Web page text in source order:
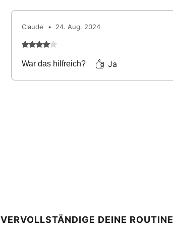
Claude • 24. Aug. 2024
Mit 4 von 5 Sternen bewertet.
War das hilfreich? Ja
VERVOLLSTÄNDIGE DEINE ROUTINE